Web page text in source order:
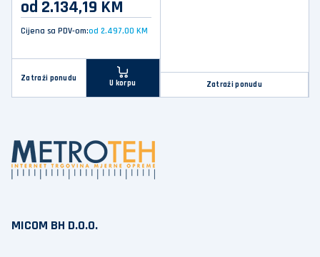
od 2.134,19 KM
Cijena sa PDV-om:od 2.497,00 KM
Zatraži ponudu
U korpu Zatraži ponudu
MICOM BH D.O.O.